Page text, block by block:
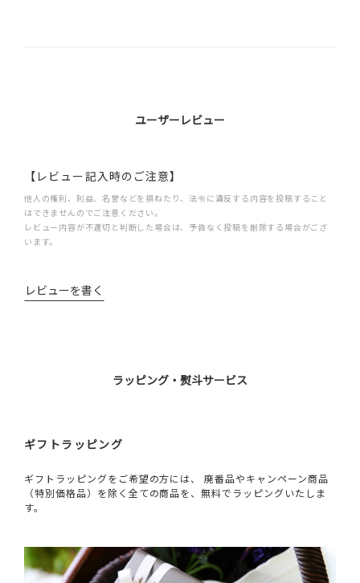
ユーザーレビュー
【レビュー記入時のご注意】
他人の権利、利益、名誉などを損ねたり、法令に違反する内容を投稿すること
はできませんのでご注意ください。
レビュー内容が不適切と判断した場合は、予告なく投稿を削除する場合がござ
います。
レビューを書く
ラッピング・熨斗サービス
ギフトラッピング
ギフトラッピングをご希望の方には、 廃番品やキャンペーン商品
（特別価格品）を除く全ての商品を、無料でラッピングいたしま
す。